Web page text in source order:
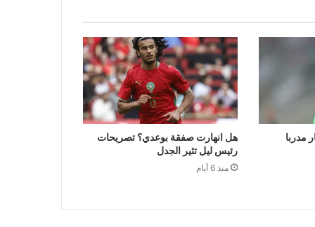
مدربا
هل انهارت صفقة بوعدي؟ تصريحات
رئيس ليل تثير الجدل
منذ 6 أيام